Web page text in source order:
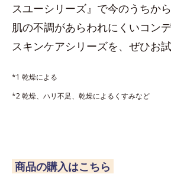
スユーシリーズ』で今のうちか
肌の不調があらわれにくいコン
スキンケアシリーズを、ぜひお試
*1 乾燥による
*2 乾燥、ハリ不足、乾燥によるくすみなど
商品の購入はこちら